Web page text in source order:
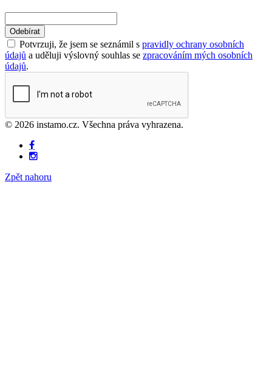
Odebírat
Potvrzuji, že jsem se seznámil s pravidly ochrany osobních
údajů a uděluji výslovný souhlas se zpracováním mých osobních
údajů.
© 2026 instamo.cz. Všechna práva vyhrazena.
Zpět nahoru